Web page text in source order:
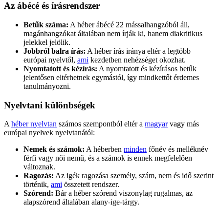
Az ábécé és írásrendszer
Betűk száma: A héber ábécé 22 mássalhangzóból áll,
magánhangzókat általában nem írják ki, hanem diakritikus
jelekkel jelölik.
Jobbról balra írás: A héber írás iránya eltér a legtöbb
európai nyelvtől, ami kezdetben nehézséget okozhat.
Nyomtatott és kézírás: A nyomtatott és kézírásos betűk
jelentősen eltérhetnek egymástól, így mindkettőt érdemes
tanulmányozni.
Nyelvtani különbségek
A héber nyelvtan számos szempontból eltér a magyarvagy más
európai nyelvek nyelvtanától:
Nemek és számok: A héberben minden főnév és melléknév
férfi vagy női nemű, és a számok is ennek megfelelően
változnak.
Ragozás: Az igék ragozása személy, szám, nem és idő szerint
történik, ami összetett rendszer.
Szórend: Bár a héber szórend viszonylag rugalmas, az
alapszórend általában alany-ige-tárgy.